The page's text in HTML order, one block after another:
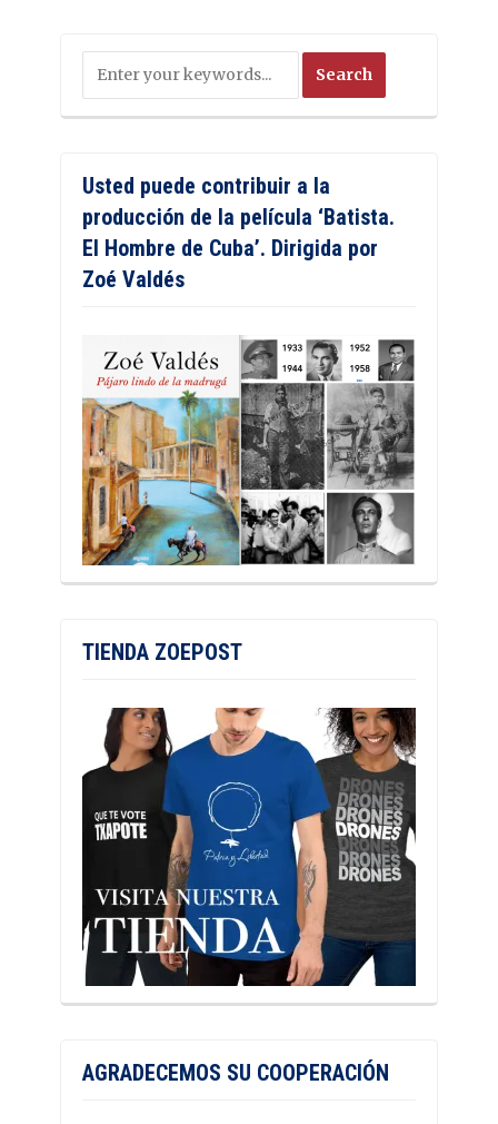
Usted puede contribuir a la
producción de la película ‘Batista.
El Hombre de Cuba’. Dirigida por
Zoé Valdés
TIENDA ZOEPOST
AGRADECEMOS SU COOPERACIÓN